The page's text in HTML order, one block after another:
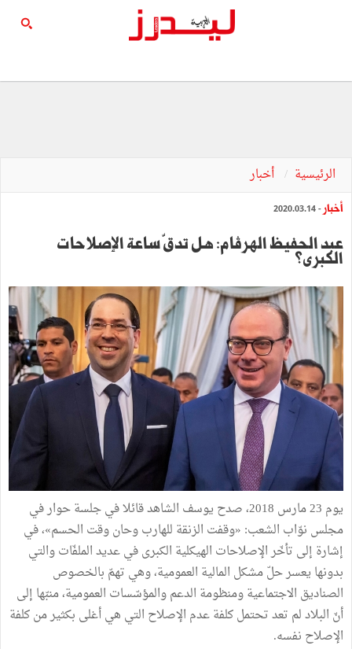
الرئيسية أخبار
أخبار - 2020.03.14
عبد الحفيظ الهرڤام: هل تدقّ ساعة الإصلاحات
الكبرى؟
يوم 23 مارس 2018، صدح يوسف الشاهد قائلا في جلسة حوار في
مجلس نوّاب الشعب: «وقفت الزنقة للهارب وحان وقت الحسم»، في
إشارة إلى تأخّر الإصلاحات الهيكلية الكبرى في عديد الملفّات والتي
بدونها يعسر حلّ مشكل المالية العمومية، وهي تهمّ بالخصوص
الصناديق الاجتماعية ومنظومة الدعم والمؤسّسات العمومية، منبّها إلى
أنّ البلاد لم تعد تحتمل كلفة عدم الإصلاح التي هي أغلى بكثير من كلفة
الإصلاح نفسه.